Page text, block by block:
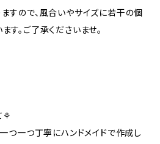
すので、風合いやサイズに若干の個
。ご了承くださいませ。
⚘
一つ一つ丁寧にハンドメイドで作成し